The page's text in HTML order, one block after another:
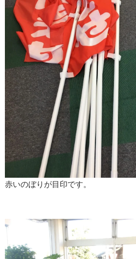
赤いのぼりが目印です。